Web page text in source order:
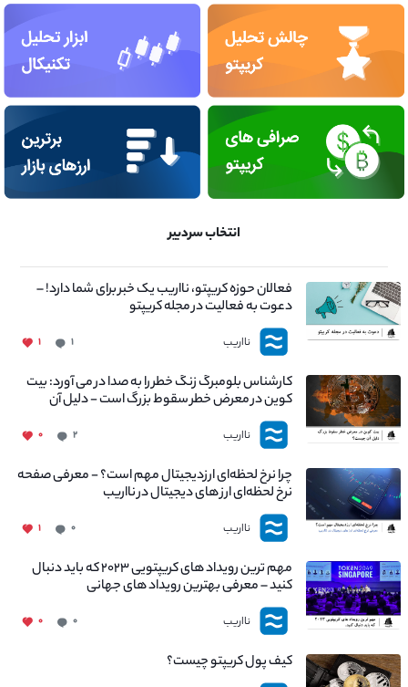
انتخاب سردبیر
فعالان حوزه کریپتو، نااریب یک خبر برای شما دارد! –
دعوت به فعالیت در مجله کریپتو
نااریب ۱ ۱
کارشناس بلومبرگ زنگ خطر را به صدا در می آورد: بیت
کوین در معرض خطر سقوط بزرگ است - دلیل آن
چیست؟
نااریب ۲ ۰
چرا نرخ لحظه‌ای ارزدیجیتال مهم است؟ - معرفی صفحه
نرخ لحظه‌ای ارز های دیجیتال در نااریب
نااریب ۰ ۱
مهم ترین رویداد های کریپتویی ۲۰۲۳ که باید دنبال
کنید – معرفی بهترین رویداد های جهانی
نااریب ۰ ۰
کیف پول کریپتو چیست؟